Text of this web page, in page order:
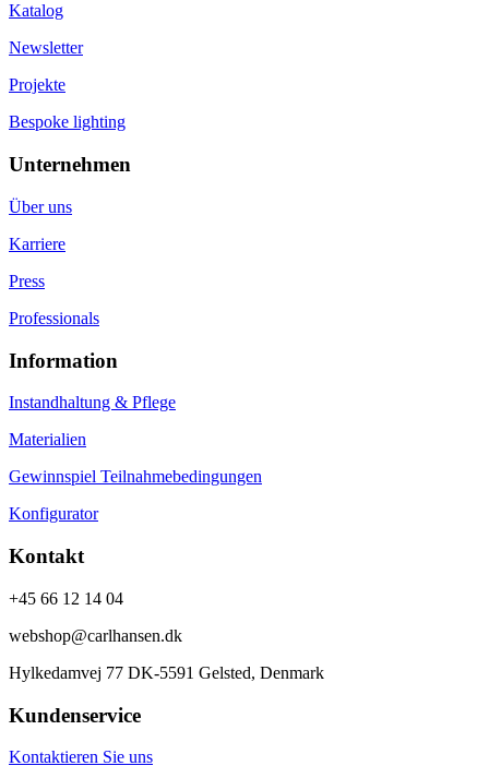
Katalog
Newsletter
Projekte
Bespoke lighting
Unternehmen
Über uns
Karriere
Press
Professionals
Information
Instandhaltung & Pflege
Materialien
Gewinnspiel Teilnahmebedingungen
Konfigurator
Kontakt
+45 66 12 14 04
webshop@carlhansen.dk
Hylkedamvej 77 DK-5591 Gelsted, Denmark
Kundenservice
Kontaktieren Sie uns